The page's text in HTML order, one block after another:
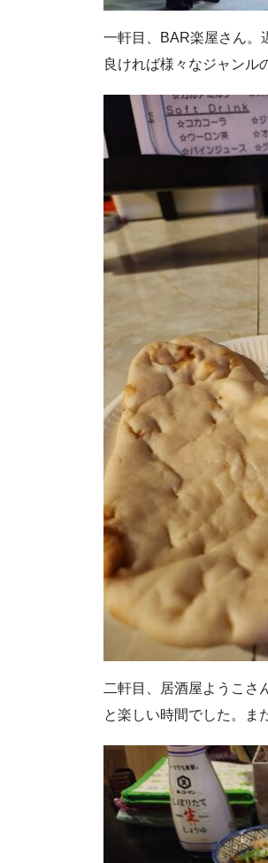
一軒目、BAR楽屋さん。
良ければ様々なジャンル
二軒目、居酒屋ようこさ
と楽しい時間でした。ま